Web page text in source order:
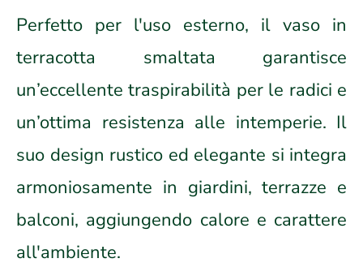
Perfetto per l'uso esterno, il vaso in
terracotta smaltata garantisce
un’eccellente traspirabilità per le radici e
un’ottima resistenza alle intemperie. Il
suo design rustico ed elegante si integra
armoniosamente in giardini, terrazze e
balconi, aggiungendo calore e carattere
all'ambiente.